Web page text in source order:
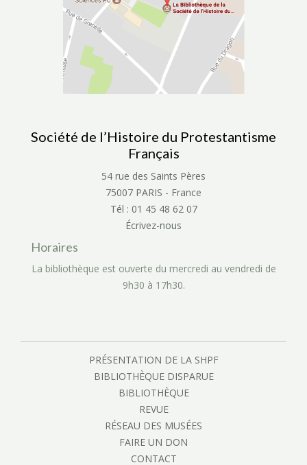
Société de l’Histoire du Protestantisme
Français
54 rue des Saints Pères
75007 PARIS - France
Tél : 01 45 48 62 07
Écrivez-nous
Horaires
La bibliothèque est ouverte du mercredi au vendredi de
9h30 à 17h30.
PRÉSENTATION DE LA SHPF
BIBLIOTHÈQUE DISPARUE
BIBLIOTHÈQUE
REVUE
RÉSEAU DES MUSÉES
FAIRE UN DON
CONTACT